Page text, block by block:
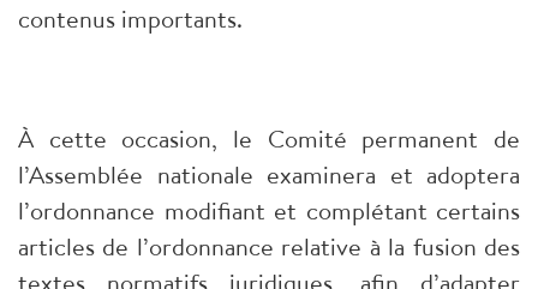
contenus importants.
À cette occasion, le Comité permanent de
l’Assemblée nationale examinera et adoptera
l’ordonnance modifiant et complétant certains
articles de l’ordonnance relative à la fusion des
textes normatifs juridiques, afin d’adapter